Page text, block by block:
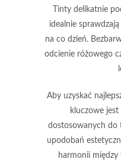
Tinty delikatnie
idealnie
na co dzień.
odcienie różowego
Aby uzyskać
kluczowe
dostosowanych do
upodobań
harmonii